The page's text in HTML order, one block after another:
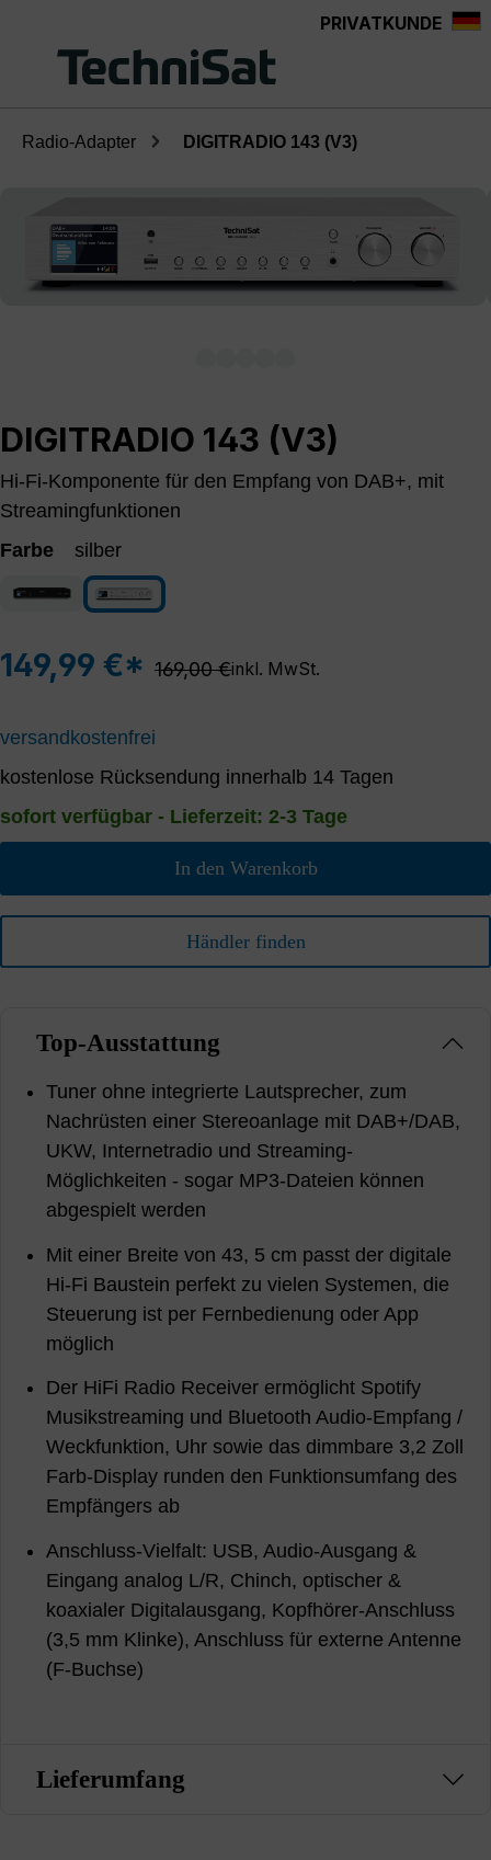
PRIVATKUNDE
Radio-Adapter DIGITRADIO 143 (V3)
DIGITRADIO 143 (V3)
Hi-Fi-Komponente für den Empfang von DAB+, mit
Streamingfunktionen
Farbe
silber
schwarz silber
149,99 €* Regulärer Preis:
169,00 €inkl. MwSt.
versandkostenfrei
kostenlose Rücksendung innerhalb 14 Tagen
sofort verfügbar - Lieferzeit: 2-3 Tage
In den Warenkorb
Händler finden
Top-Ausstattung
Tuner ohne integrierte Lautsprecher, zum
Nachrüsten einer Stereoanlage mit DAB+/DAB,
UKW, Internetradio und Streaming-
Möglichkeiten - sogar MP3-Dateien können
abgespielt werden
Mit einer Breite von 43, 5 cm passt der digitale
Hi-Fi Baustein perfekt zu vielen Systemen, die
Steuerung ist per Fernbedienung oder App
möglich
Der HiFi Radio Receiver ermöglicht Spotify
Musikstreaming und Bluetooth Audio-Empfang /
Weckfunktion, Uhr sowie das dimmbare 3,2 Zoll
Farb-Display runden den Funktionsumfang des
Empfängers ab
Anschluss-Vielfalt: USB, Audio-Ausgang &
Eingang analog L/R, Chinch, optischer &
koaxialer Digitalausgang, Kopfhörer-Anschluss
(3,5 mm Klinke), Anschluss für externe Antenne
(F-Buchse)
Lieferumfang